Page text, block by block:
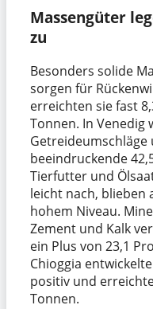
Massengüter
zu
Besonders solide
sorgen für
erreichten sie fast
Tonnen. In Venedig
Getreideumschläge
beeindruckende
Tierfutter und
leicht nach, blieben
hohem Niveau.
Zement und Kalk
ein Plus von 23,1
Chioggia
positiv und
Tonnen.